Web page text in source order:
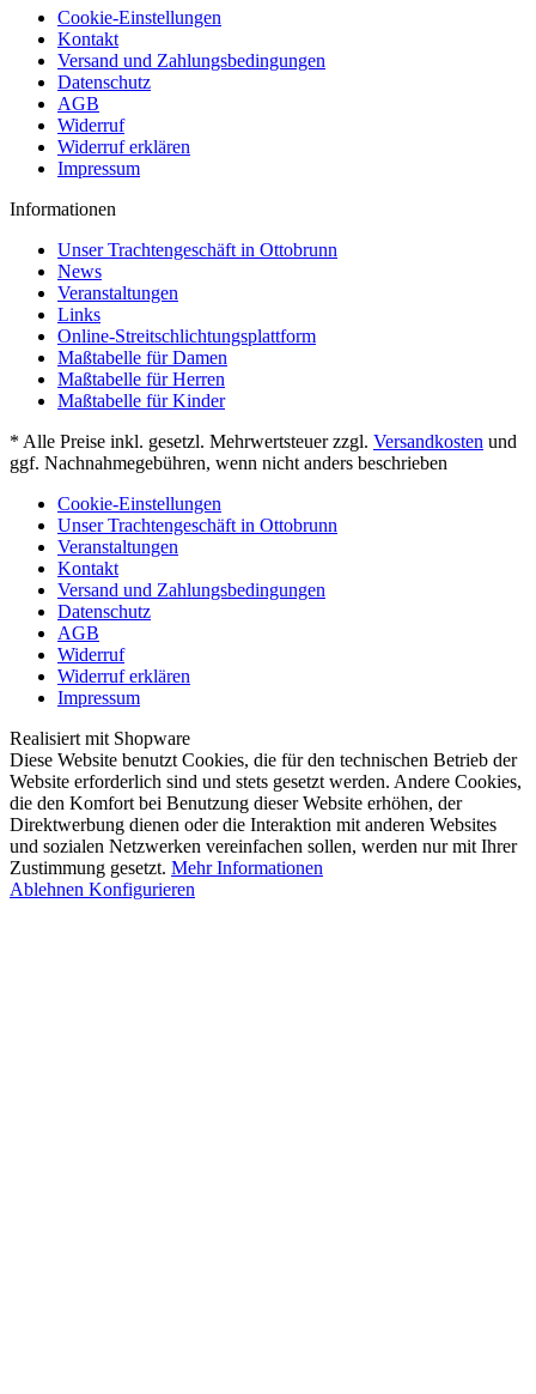
Cookie-Einstellungen
Kontakt
Versand und Zahlungsbedingungen
Datenschutz
AGB
Widerruf
Widerruf erklären
Impressum
Informationen
Unser Trachtengeschäft in Ottobrunn
News
Veranstaltungen
Links
Online-Streitschlichtungsplattform
Maßtabelle für Damen
Maßtabelle für Herren
Maßtabelle für Kinder
* Alle Preise inkl. gesetzl. Mehrwertsteuer zzgl. Versandkosten und
ggf. Nachnahmegebühren, wenn nicht anders beschrieben
Cookie-Einstellungen
Unser Trachtengeschäft in Ottobrunn
Veranstaltungen
Kontakt
Versand und Zahlungsbedingungen
Datenschutz
AGB
Widerruf
Widerruf erklären
Impressum
Realisiert mit Shopware
Diese Website benutzt Cookies, die für den technischen Betrieb der
Website erforderlich sind und stets gesetzt werden. Andere Cookies,
die den Komfort bei Benutzung dieser Website erhöhen, der
Direktwerbung dienen oder die Interaktion mit anderen Websites
und sozialen Netzwerken vereinfachen sollen, werden nur mit Ihrer
Zustimmung gesetzt. Mehr Informationen
Ablehnen Konfigurieren